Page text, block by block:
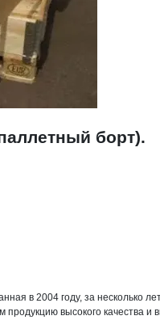
борт).
в 2004 году, за несколько
высокого качества